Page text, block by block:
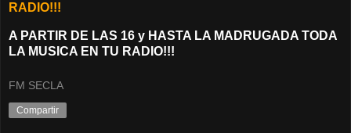
RADIO!!!
A PARTIR DE LAS 16 y HASTA LA MADRUGADA TODA
LA MUSICA EN TU RADIO!!!
FM SECLA
Compartir